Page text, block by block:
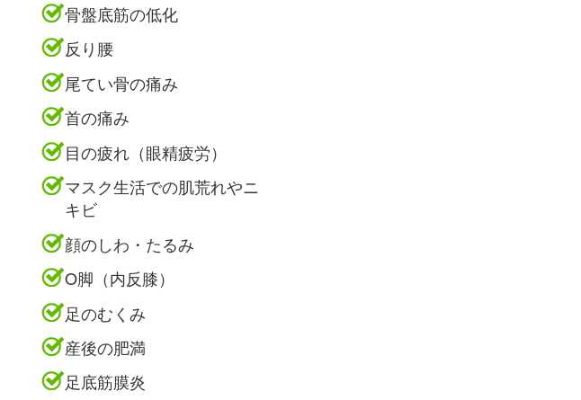
骨盤底筋の低化
反り腰
尾てい骨の痛み
首の痛み
目の疲れ（眼精疲労）
マスク生活での肌荒れやニ
キビ
顔のしわ・たるみ
O脚（内反膝）
足のむくみ
産後の肥満
足底筋膜炎